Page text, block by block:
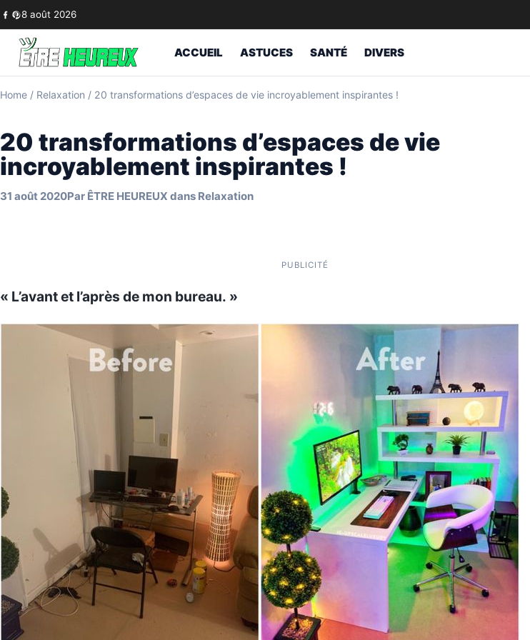
Skip to content
8 août 2026
ACCUEIL ASTUCES SANTÉ DIVERS
Home / Relaxation / 20 transformations d’espaces de vie incroyablement inspirantes !
20 transformations d’espaces de vie
incroyablement inspirantes !
31 août 2020Par ÊTRE HEUREUX dans Relaxation
PUBLICITÉ
« L’avant et l’après de mon bureau. »